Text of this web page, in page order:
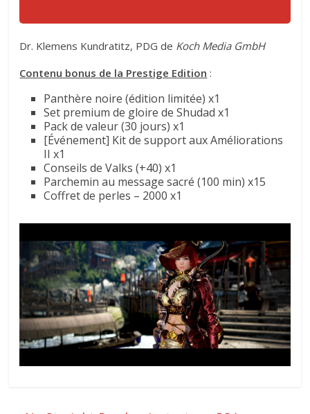
Dr. Klemens Kundratitz, PDG de Koch Media GmbH
Contenu bonus de la Prestige Edition :
Panthère noire (édition limitée) x1
Set premium de gloire de Shudad x1
Pack de valeur (30 jours) x1
[Événement] Kit de support aux Améliorations
II x1
Conseils de Valks (+40) x1
Parchemin au message sacré (100 min) x15
Coffret de perles – 2000 x1